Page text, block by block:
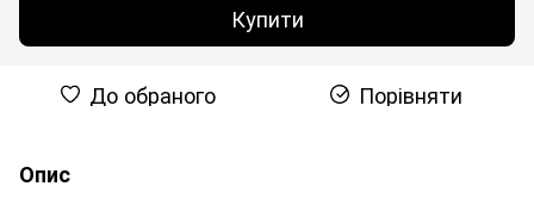
Купити
До обраного Порівняти
Опис